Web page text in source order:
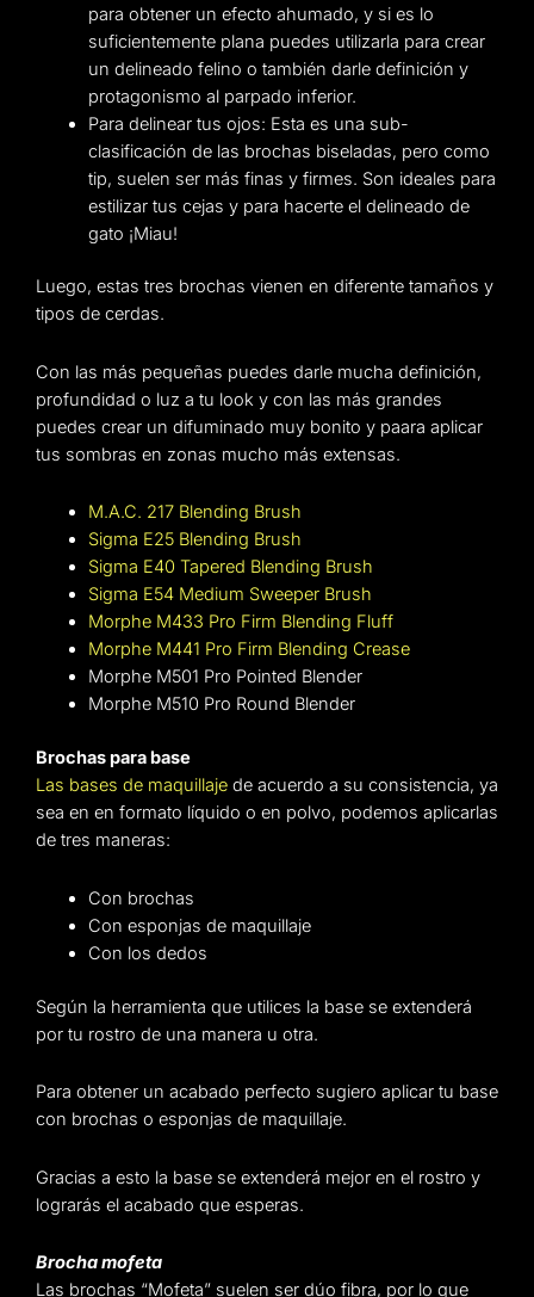
para obtener un efecto ahumado, y si es lo
suficientemente plana puedes utilizarla para crear
un delineado felino o también darle definición y
protagonismo al parpado inferior.
Para delinear tus ojos: Esta es una sub-
clasificación de las brochas biseladas, pero como
tip, suelen ser más finas y firmes. Son ideales para
estilizar tus cejas y para hacerte el delineado de
gato ¡Miau!
Luego, estas tres brochas vienen en diferente tamaños y
tipos de cerdas.
Con las más pequeñas puedes darle mucha definición,
profundidad o luz a tu look y con las más grandes
puedes crear un difuminado muy bonito y paara aplicar
tus sombras en zonas mucho más extensas.
M.A.C. 217 Blending Brush
Sigma E25 Blending Brush
Sigma E40 Tapered Blending Brush
Sigma E54 Medium Sweeper Brush
Morphe M433 Pro Firm Blending Fluff
Morphe M441 Pro Firm Blending Crease
Morphe M501 Pro Pointed Blender
Morphe M510 Pro Round Blender
Brochas para base
Las bases de maquillaje de acuerdo a su consistencia, ya
sea en en formato líquido o en polvo, podemos aplicarlas
de tres maneras:
Con brochas
Con esponjas de maquillaje
Con los dedos
Según la herramienta que utilices la base se extenderá
por tu rostro de una manera u otra.
Para obtener un acabado perfecto sugiero aplicar tu base
con brochas o esponjas de maquillaje.
Gracias a esto la base se extenderá mejor en el rostro y
lograrás el acabado que esperas.
Brocha mofeta
Las brochas “Mofeta” suelen ser dúo fibra, por lo que